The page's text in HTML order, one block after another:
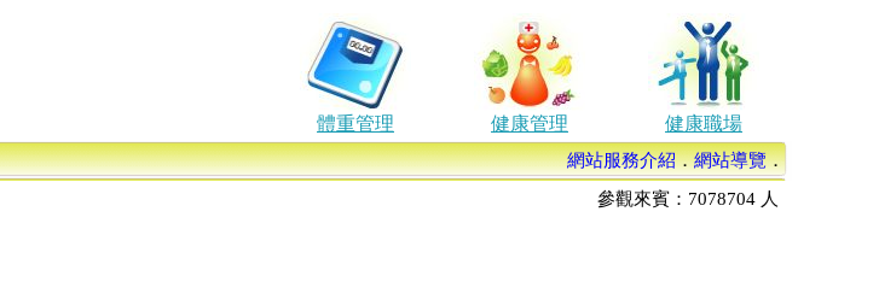
體重管理 健康管理
健康職場
網站服務介紹．網站導覽．
參觀來賓： 7078704 人